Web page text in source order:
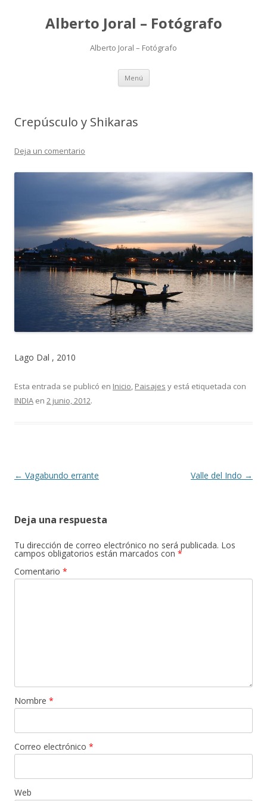
Alberto Joral – Fotógrafo
Alberto Joral – Fotógrafo
Menú Saltar
contenido
Crepúsculo y Shikaras
Deja un comentario
Lago Dal , 2010
Esta entrada se publicó en Inicio, Paisajes y está etiquetada con
INDIA en 2 junio, 2012.
Navegación
← Vagabundo errante Valle del Indo →
Deja una respuesta
Tu dirección de correo electrónico no será publicada. Los
campos obligatorios están marcados con *
Comentario *
Nombre *
Correo electrónico *
Web